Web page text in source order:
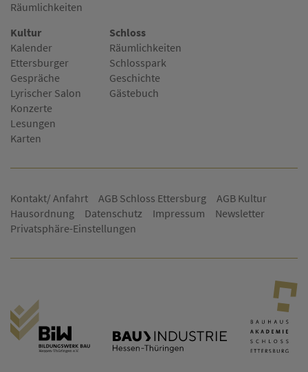
Räumlichkeiten
Kultur
Kalender
Ettersburger
Gespräche
Lyrischer Salon
Konzerte
Lesungen
Karten
Schloss
Räumlichkeiten
Schlosspark
Geschichte
Gästebuch
Kontakt/ Anfahrt AGB Schloss Ettersburg
AGB Kultur
Hausordnung
Datenschutz Impressum
Newsletter
Privatsphäre-Einstellungen